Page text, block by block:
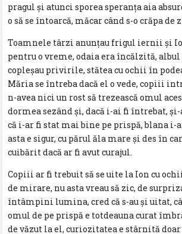
pragul şi atunci sporea speranţa aia
o să se întoarcă, măcar când s-o crăpa de
Toamnele târzi anunţau frigul iernii şi
pentru o vreme, odaia era încălzită,
copleşau privirile, stătea cu ochii în
Măria se întreba dacă el o vede, copiii
n-avea nici un rost să trezească omul
dormea sezând şi, dacă i-ai fi întrebat,
că i-ar fi stat mai bine pe prispă, blana i-
asta e sigur, cu părul ăla mare şi des în
cuibărit dacă ar fi avut curajul.
Copiii ar fi trebuit să se uite la Ion cu
de mirare, nu asta vreau să zic, de
întâmpini lumina, cred că s-au şi uitat,
omul de pe prispă e totdeauna curat
de văzut la el, curiozitatea e stârnită